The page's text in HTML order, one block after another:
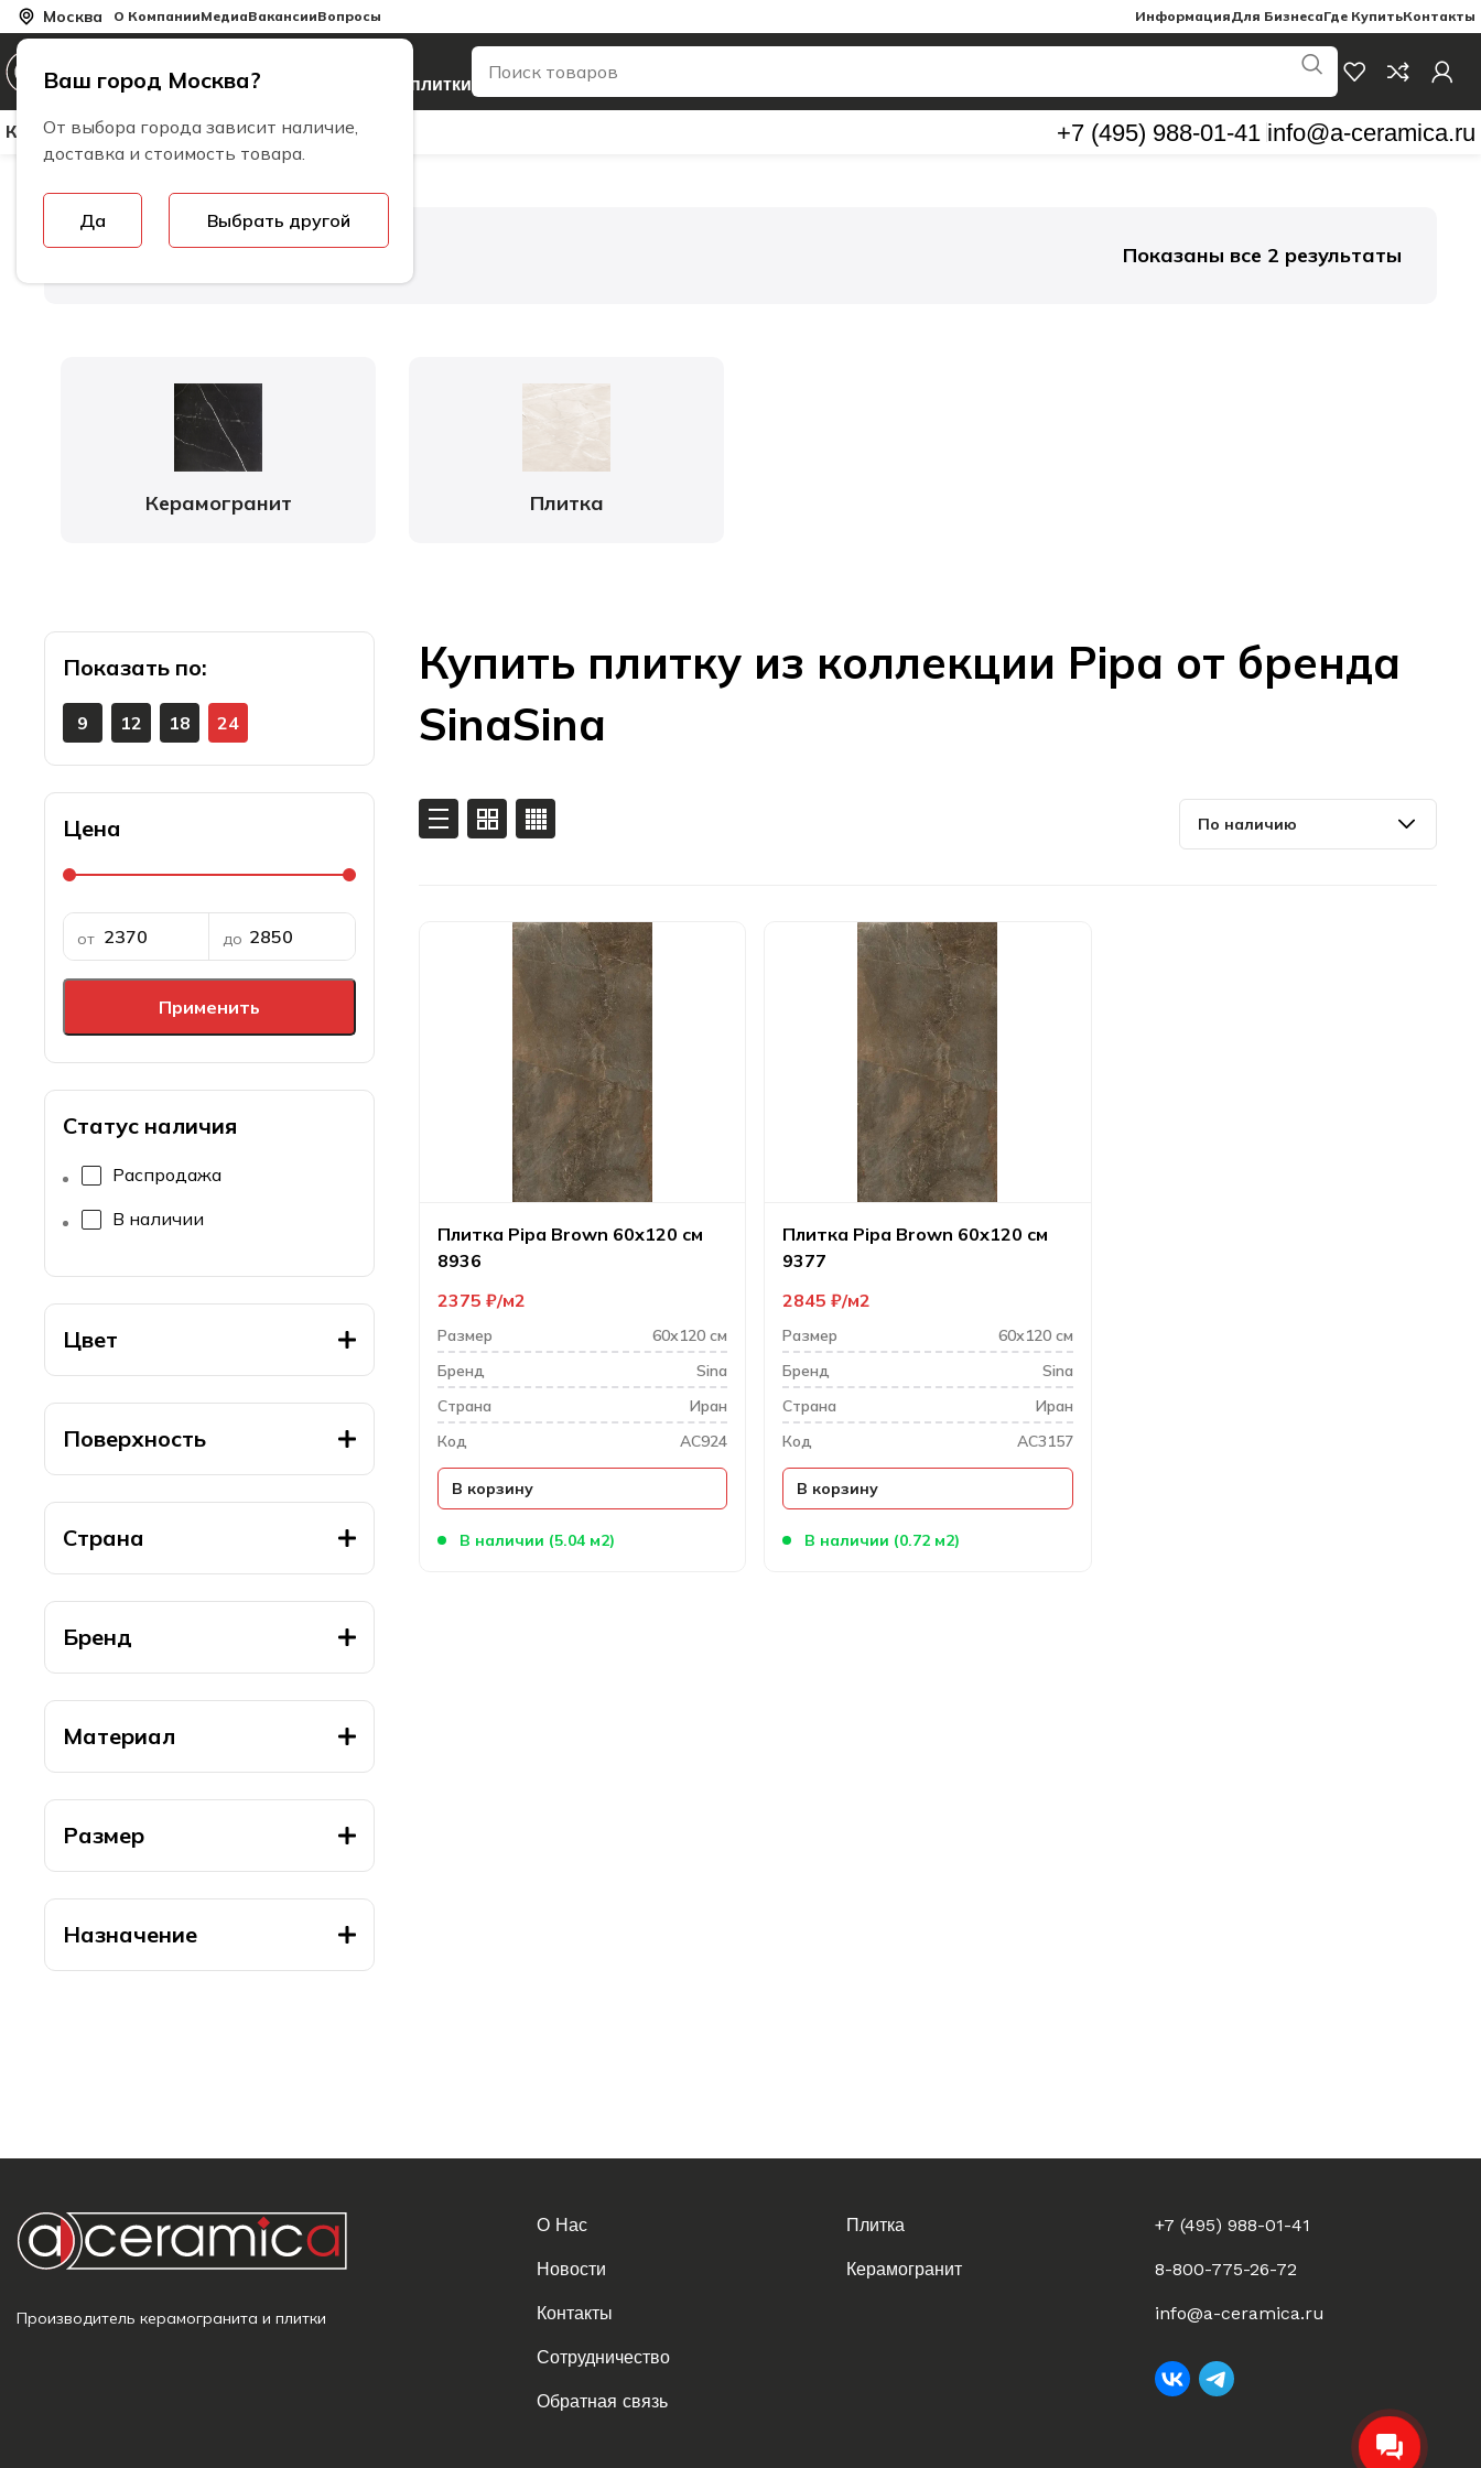
Москва
Ваш город Москва?
От выбора города зависит наличие,
доставка и стоимость товара.
Да Выбрать другой
О КомпанииМедиаВакансииВопросы ИнформацияДля БизнесаГде КупитьКонтакты
керамогранита и плитки
Керамическая ПлиткаКерамогранитБренды +7 (495) 988-01-41 info@a-ceramica.ru
Показаны все 2 результаты
Керамогранит Плитка
Показать
9 12 18 24
Цена
от до
Применить
Цвет
Поверхность
Страна
Бренд
Материал
Размер
Назначение
Статус наличия
Распродажа
В наличии
Купить плитку из коллекции Pipa от бренда
SinaSina
Плитка Pipa Brown 60х120 см
8936
В наличии (5.04 м2)
2375 ₽ м2
Размер
60х120 см
Бренд
Sina
Cтрана
Иран
Код
AC924
В корзину
Плитка Pipa Brown 60х120 см
9377
В наличии (0.72 м2)
2845₽ м2
Размер
60х120 см
Бренд
Sina
Cтрана
Иран
Код
AC3157
В корзину
Производитель керамогранита и плитки
О Нас
Новости
Контакты
Сотрудничество
Обратная связь
Плитка
Керамогранит
+7 (495) 988-01-41
8-800-775-26-72
info@a-ceramica.ru